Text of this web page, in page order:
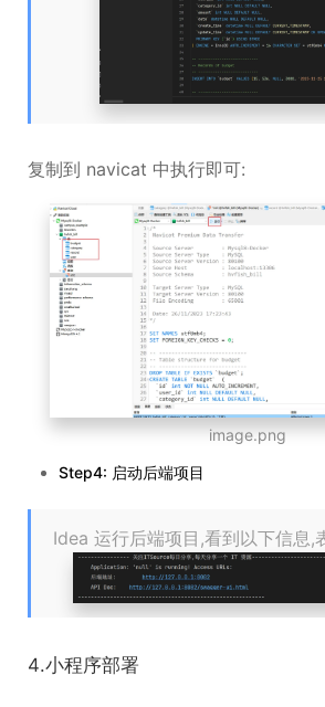
复制到 navicat 中执行即可:
image.png
Step4: 启动后端项目
Idea 运行后端项目,看到以下信息,
4.小程序部署